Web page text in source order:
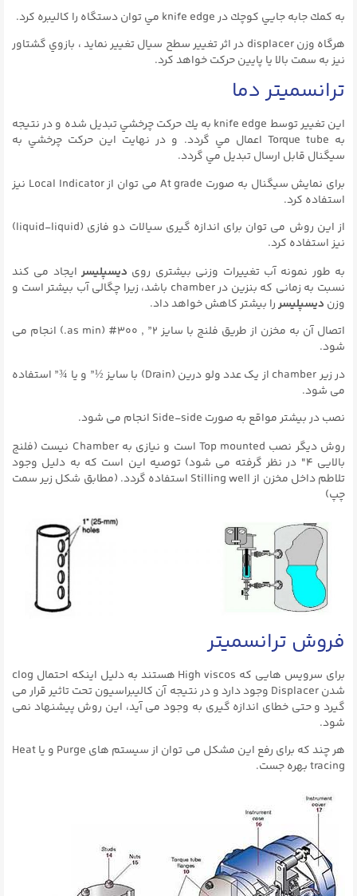
به كمك جابه جايي كوچك در knife edge مي توان دستگاه را كاليبره كرد.
هرگاه وزن displacer در اثر تغيير سطح سيال تغییر نمايد ، بازوي گشتاور
نيز به سمت بالا يا پايين حركت خواهد كرد.
ترانسمیتر دما
اين تغيير توسط knife edge به يك حركت چرخشي تبديل شده و در نتيجه
به Torque tube اعمال مي گردد. و در نهايت اين حركت چرخشي به
سيگنال قابل ارسال تبديل مي گردد.
برای نمایش سیگنال به صورت At grade می توان از Local Indicator نیز
استفاده کرد.
از این روش می توان برای اندازه گیری سیالات دو فازی (liquid-liquid)
نیز استفاده کرد.
به طور نمونه آب تغییرات وزنی بیشتری روی دیسپلیسرایجاد می کند
نسبت به زمانی که بنزین در chamber باشد، زیرا چگالی آب بیشتر است و
وزن دیسپلیسررا بیشتر کاهش خواهد داد.
اتصال آن به مخزن از طریق فلنج با سایز ۲” , ۳۰۰# (as min.) انجام می
شود.
در زیر chamber از یک عدد ولو درین (Drain) با سایز ½” و یا ¾” استفاده
می شود.
نصب در بیشتر مواقع به صورت Side-side انجام می شود.
روش دیگر نصب Top mounted است و نیازی به Chamber نیست (فلنج
بالایی ۴″ در نظر گرفته می شود) توصیه این است که به دلیل وجود
تلاطم داخل مخزن از Stilling well استفاده گردد. (مطابق شکل زیر سمت
چپ)
فروش ترانسمیتر
برای سرویس هایی که High viscos هستند به دلیل اینکه احتمال clog
شدن Displacer وجود دارد و در نتیجه آن کالیبراسیون تحت تاثیر قرار می
گیرد و حتی خطای اندازه گیری به وجود می آید، این روش پیشنهاد نمی
شود.
هر چند که برای رفع این مشکل می توان از سیستم های Purge و یا Heat
tracing بهره جست.